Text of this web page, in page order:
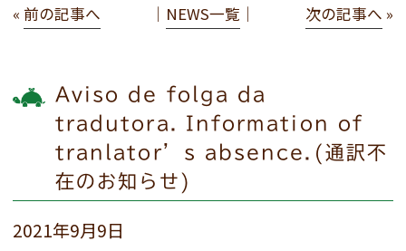
« 前の記事へ │ NEWS一覧 │ 次の記事へ »
Aviso de folga da
tradutora. Information of
tranlator’s absence.(通訳不
在のお知らせ)
2021年9月9日